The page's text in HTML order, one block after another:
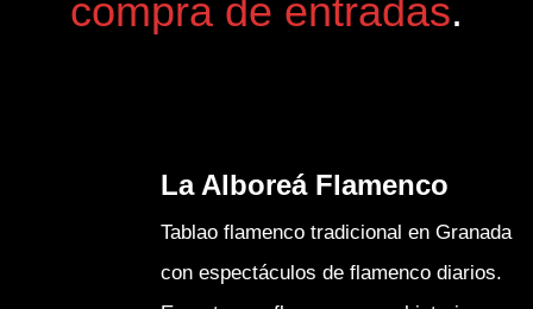
compra de entradas.
La Alboreá Flamenco
Tablao flamenco tradicional en Granada
con espectáculos de flamenco diarios.